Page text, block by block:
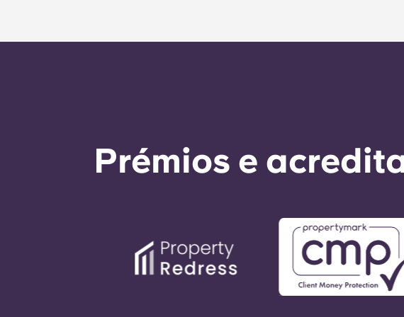
É nosso objetivo expresso responder a qualquer
Prémios e